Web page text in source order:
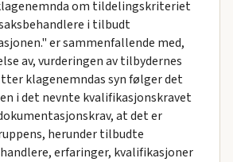
om tildelingskriteriet
i tilbudt
er sammenfallende med,
av, vurderingen av tilbydernes
klagenemndas syn følger det
i det nevnte kvalifikasjonskravet
at det er
herunder tilbudte
erfaringer, kvalifikasjoner